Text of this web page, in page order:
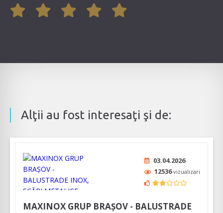
Alţii au fost interesaţi şi de:
03.04.2026
12536vizualizari
MAXINOX GRUP BRAȘOV - BALUSTRADE